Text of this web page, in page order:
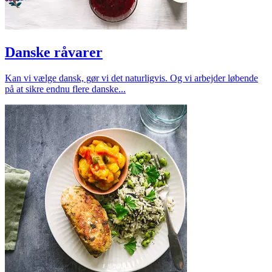
Danske råvarer
Kan vi vælge dansk, gør vi det naturligvis. Og vi arbejder løbende
på at sikre endnu flere danske...